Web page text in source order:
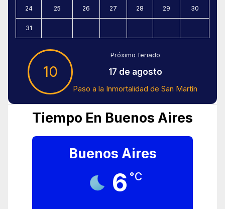
24 25 26 27 28 29 30
31
10
Próximo feriado
17 de agosto
Paso a la Inmortalidad de San Martín
Tiempo En Buenos Aires
Buenos Aires
6 °C